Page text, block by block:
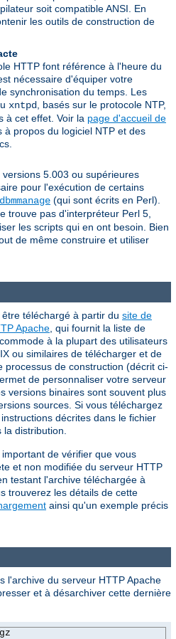
soit compatible ANSI. En
les outils de construction de
HTTP font référence à l'heure du
nécessaire d'équiper votre
synchronisation du temps. Les
xntpd, basés sur le protocole NTP,
à cet effet. Voir la page d'accueil de
à propos du logiciel NTP et des
5.003 ou supérieures
pour l'exécution de certains
dbmmanage (qui sont écrits en Perl).
trouve pas d'interpréteur Perl 5,
les scripts qui en ont besoin. Bien
de même construire et utiliser
téléchargé à partir du site de
Apache , qui fournit la liste de
à la plupart des utilisateurs
ou similaires de télécharger et de
processus de construction (décrit ci-
de personnaliser votre serveur
versions binaires sont souvent plus
sources. Si vous téléchargez
décrites dans le fichier
la distribution.
de vérifier que vous
et non modifiée du serveur HTTP
testant l'archive téléchargée à
trouverez les détails de cette
ainsi qu'un exemple précis
l'archive du serveur HTTP Apache
et à désarchiver cette dernière
gz